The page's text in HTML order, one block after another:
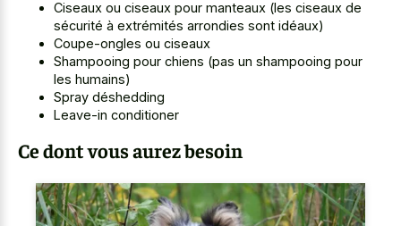
Ciseaux ou ciseaux pour manteaux (les ciseaux de
sécurité à extrémités arrondies sont idéaux)
Coupe-ongles ou ciseaux
Shampooing pour chiens (pas un shampooing pour
les humains)
Spray déshedding
Leave-in conditioner
Ce dont vous aurez besoin